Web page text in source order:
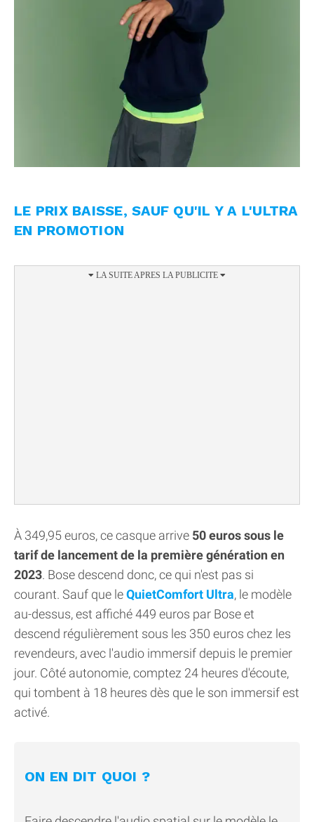
LE PRIX BAISSE, SAUF QU'IL Y A L'ULTRA
EN PROMOTION
À 349,95 euros, ce casque arrive 50 euros sous le
tarif de lancement de la première génération en
2023. Bose descend donc, ce qui n'est pas si
courant. Sauf que leQuietComfort Ultra, le modèle
au-dessus, est affiché 449 euros par Bose et
descend régulièrement sous les 350 euros chez les
revendeurs, avec l'audio immersif depuis le premier
jour. Côté autonomie, comptez 24 heures d'écoute,
qui tombent à 18 heures dès que le son immersif est
activé.
ON EN DIT QUOI ?